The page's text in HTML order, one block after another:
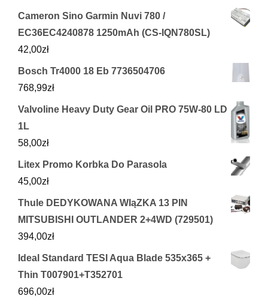
Cameron Sino Garmin Nuvi 780 /
EC36EC4240878 1250mAh (CS-IQN780SL)
42,00zł
Bosch Tr4000 18 Eb 7736504706
768,99zł
Valvoline Heavy Duty Gear Oil PRO 75W-80 LD
1L
58,00zł
Litex Promo Korbka Do Parasola
45,00zł
Thule DEDYKOWANA WIąZKA 13 PIN
MITSUBISHI OUTLANDER 2+4WD (729501)
394,00zł
Ideal Standard TESI Aqua Blade 535x365 +
Thin T007901+T352701
696,00zł